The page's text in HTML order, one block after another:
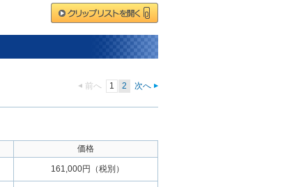
前へ 1 2 次へ
価格
161,000円（税別）